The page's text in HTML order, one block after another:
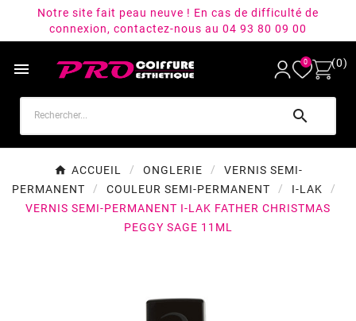
Notre site fait peau neuve ! En cas de difficulté de
connexion, contactez-nous au 04 93 80 09 00
 0 (0)

ACCUEIL ONGLERIE
VERNIS SEMI-
PERMANENT
COULEUR SEMI-PERMANENT
I-LAK
VERNIS SEMI-PERMANENT I-LAK FATHER CHRISTMAS
PEGGY SAGE 11ML